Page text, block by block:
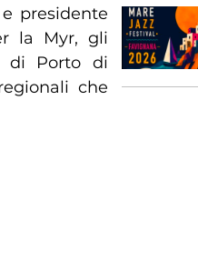
presidente
la Myr, gli
di Porto di
che